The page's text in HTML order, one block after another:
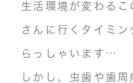
生活環境が変わる
さんに行くタイミ
らっしゃいます…
しかし、虫歯や 歯周